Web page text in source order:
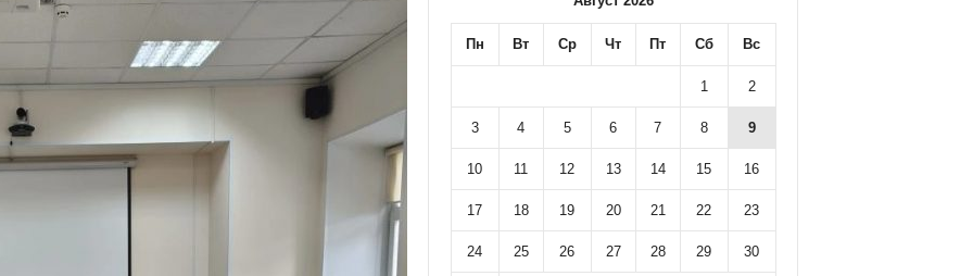
Пн Вт Ср Чт Пт Сб Вс
1 2
3 4 5 6 7 8 9
10 11 12 13 14 15 16
17 18 19 20 21 22 23
24 25 26 27 28 29 30